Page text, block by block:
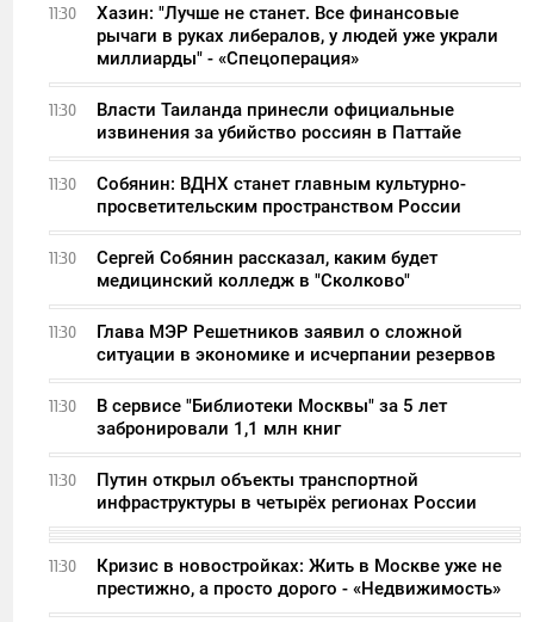
11:30
Хазин: "Лучше не станет. Все финансовые
рычаги в руках либералов, у людей уже украли
миллиарды" - «Спецоперация»
11:30
Власти Таиланда принесли официальные
извинения за убийство россиян в Паттайе
11:30
Собянин: ВДНХ станет главным культурно-
просветительским пространством России
11:30
Сергей Собянин рассказал, каким будет
медицинский колледж в "Сколково"
11:30
Глава МЭР Решетников заявил о сложной
ситуации в экономике и исчерпании резервов
11:30
В сервисе "Библиотеки Москвы" за 5 лет
забронировали 1,1 млн книг
11:30
Путин открыл объекты транспортной
инфраструктуры в четырёх регионах России
11:30
Кризис в новостройках: Жить в Москве уже не
престижно, а просто дорого - «Недвижимость»